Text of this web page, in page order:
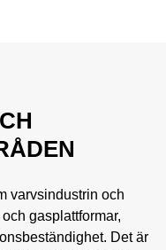
varvsindustrin och
gasplattformar,
Det är